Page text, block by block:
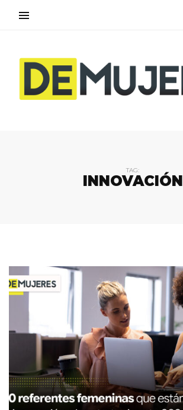
TAG:
INNOVACIÓN